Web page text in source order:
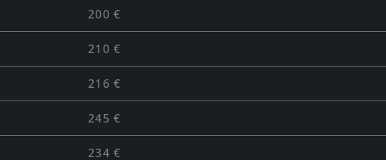
200 €
210 €
216 €
245 €
234 €